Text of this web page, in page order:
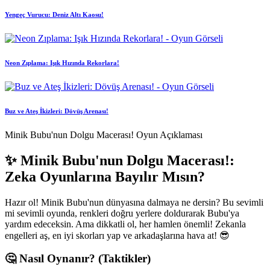
Yengeç Vurucu: Deniz Altı Kaosu!
Neon Zıplama: Işık Hızında Rekorlara!
Buz ve Ateş İkizleri: Dövüş Arenası!
Minik Bubu'nun Dolgu Macerası! Oyun Açıklaması
✨ Minik Bubu'nun Dolgu Macerası!:
Zeka Oyunlarına Bayılır Mısın?
Hazır ol! Minik Bubu'nun dünyasına dalmaya ne dersin? Bu sevimli
mi sevimli oyunda, renkleri doğru yerlere doldurarak Bubu'ya
yardım edeceksin. Ama dikkatli ol, her hamlen önemli! Zekanla
engelleri aş, en iyi skorları yap ve arkadaşlarına hava at! 😎
🤔 Nasıl Oynanır? (Taktikler)